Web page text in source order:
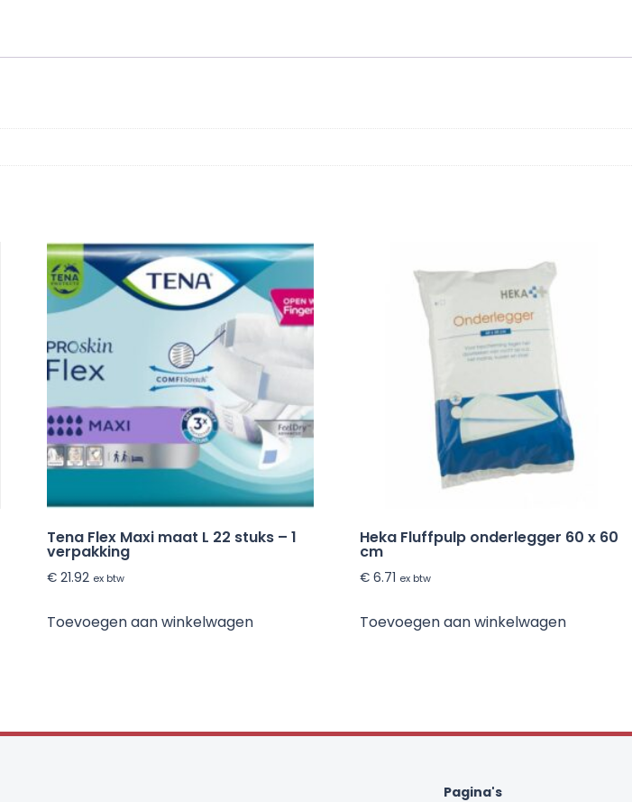
Tena Flex Maxi maat L 22 stuks – 1
verpakking
€21.92 ex btw
Toevoegen aan winkelwagen
Heka Fluffpulp onderlegger 60 x 60
cm
€ 6.71 ex btw
Toevoegen aan winkelwagen
Pagina's